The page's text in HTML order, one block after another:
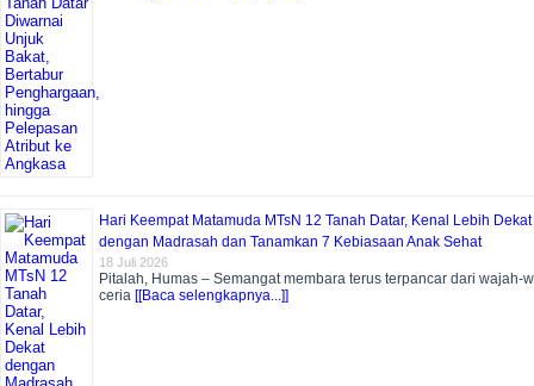
Hari Keempat Matamuda MTsN 12 Tanah Datar, Kenal Lebih Dekat
dengan Madrasah dan Tanamkan 7 Kebiasaan Anak Sehat
18 Juli 2026
Pitalah, Humas – Semangat membara terus terpancar dari wajah-
ceria [[Baca selengkapnya...]]